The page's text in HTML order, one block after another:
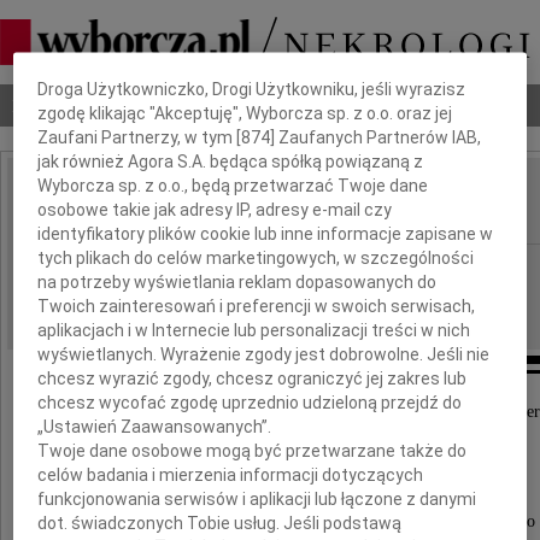
Nekrologi Odeszli Poradnik pogrzebowy
IMIĘ I NAZWISKO: Michał Hoffman
REGION: Gdańsk
DATA EMISJI: 18.03.2026
Z głębokim żalem przyjęliśmy wiadomość o
Michała Hoffmana
Pracownika Służby Ochrony Lotniska Portu Lotniczego
Dbamy o Twoją prywatność
Droga Użytkowniczko, Drogi Użytkowniku, jeśli wyrazisz
zgodę klikając "Akceptuję", Wyborcza sp. z o.o. oraz jej
Zaufani Partnerzy, w tym [874 ] Zaufanych Partnerów IAB,
jak również Agora S.A. będąca spółką powiązaną z
Wyborcza sp. z o.o., będą przetwarzać Twoje dane
osobowe takie jak adresy IP, adresy e-mail czy
identyfikatory plików cookie lub inne informacje zapisane w
tych plikach do celów marketingowych, w szczególności
na potrzeby wyświetlania reklam dopasowanych do
Twoich zainteresowań i preferencji w swoich serwisach,
aplikacjach i w Internecie lub personalizacji treści w nich
wyświetlanych. Wyrażenie zgody jest dobrowolne. Jeśli nie
chcesz wyrazić zgody, chcesz ograniczyć jej zakres lub
chcesz wycofać zgodę uprzednio udzieloną przejdź do
„Ustawień Zaawansowanych”.
Twoje dane osobowe mogą być przetwarzane także do
celów badania i mierzenia informacji dotyczących
funkcjonowania serwisów i aplikacji lub łączone z danymi
dot. świadczonych Tobie usług. Jeśli podstawą